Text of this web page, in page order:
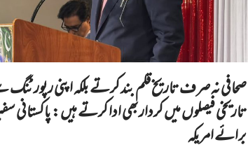
صحافی نہ صرف تاریخ قلم بند کرتے بلکہ اپنی
تاریخی فیصلوں میں کردار بھی ادا کرتے ہیں: پاکستانی
برائے امریکہ